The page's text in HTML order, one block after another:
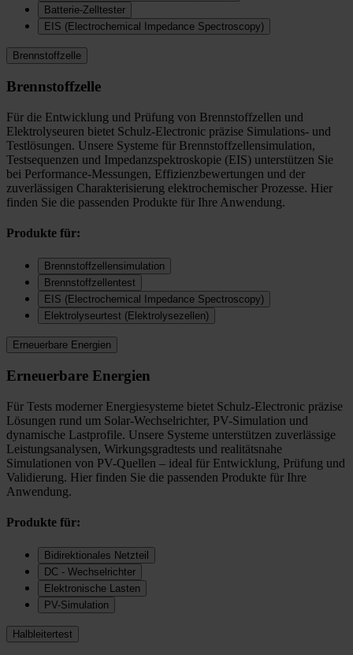
Batterie-Zelltester
EIS (Electrochemical Impedance Spectroscopy)
Brennstoffzelle
Brennstoffzelle
Für die Entwicklung und Prüfung von Brennstoffzellen und
Elektrolyseuren bietet Schulz-Electronic präzise Simulations- und
Testlösungen. Unsere Systeme für Brennstoffzellensimulation,
Testsequenzen und Impedanzspektroskopie (EIS) unterstützen Sie
bei Performance-Messungen, Effizienzbewertungen und der
zuverlässigen Charakterisierung elektrochemischer Prozesse. Hier
finden Sie die passenden Produkte für Ihre Anwendung.
Produkte für:
Brennstoffzellensimulation
Brennstoffzellentest
EIS (Electrochemical Impedance Spectroscopy)
Elektrolyseurtest (Elektrolysezellen)
Erneuerbare Energien
Erneuerbare Energien
Für Tests moderner Energiesysteme bietet Schulz-Electronic präzise
Lösungen rund um Solar-Wechselrichter, PV-Simulation und
dynamische Lastprofile. Unsere Systeme unterstützen zuverlässige
Leistungsanalysen, Wirkungsgradtests und realitätsnahe
Simulationen von PV-Quellen – ideal für Entwicklung, Prüfung und
Validierung. Hier finden Sie die passenden Produkte für Ihre
Anwendung.
Produkte für:
Bidirektionales Netzteil
DC - Wechselrichter
Elektronische Lasten
PV-Simulation
Halbleitertest